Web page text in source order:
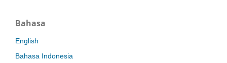
Bahasa
English
Bahasa Indonesia